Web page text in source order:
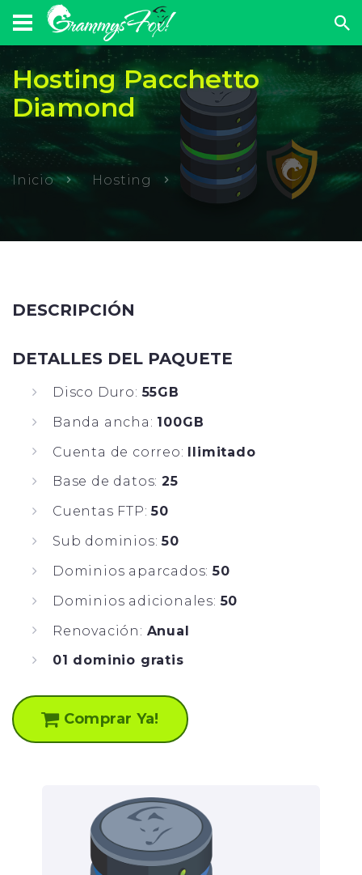
Hosting Pacchetto
Diamond
Inicio Hosting
DESCRIPCIÓN
DETALLES DEL PAQUETE
Disco Duro:55GB
Banda ancha: 100GB
Cuenta de correo: Ilimitado
Base de datos: 25
Cuentas FTP:50
Sub dominios:50
Dominios aparcados:50
Dominios adicionales:50
Renovación: Anual
01 dominio gratis
Comprar Ya!